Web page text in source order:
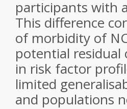
participants with
This difference
of morbidity of
potential residual
in risk factor
limited
and populations